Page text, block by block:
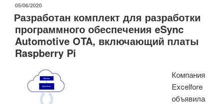
на
процессоры
Intel
Apollo
Gemini
ОПУБЛИКОВАНО
05/06/2020
Разработан комплект для разработки
программного обеспечения eSync
Automotive OTA, включающий платы
Raspberry Pi
Компания
Excelfore
объявила